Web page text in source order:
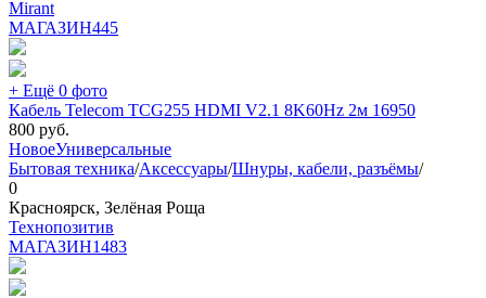
Mirant
МАГАЗИН445
+ Ещё 0 фото
Кабель Telecom TCG255 HDMI V2.1 8K60Hz 2м 16950
800 руб.
НовоеУниверсальные
Бытовая техника/Аксессуары/Шнуры, кабели, разъёмы/
0
Красноярск, Зелёная Роща
Технопозитив
МАГАЗИН1483